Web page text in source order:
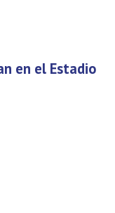
en el Estadio